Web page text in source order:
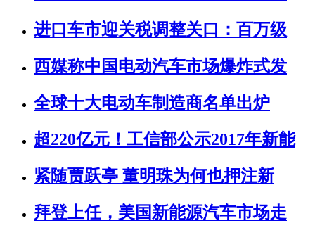
进口车市迎关税调整关口：百万级
西媒称中国电动汽车市场爆炸式发
全球十大电动车制造商名单出炉
超220亿元！工信部公示2017年新能
紧随贾跃亭 董明珠为何也押注新
拜登上任，美国新能源汽车市场走